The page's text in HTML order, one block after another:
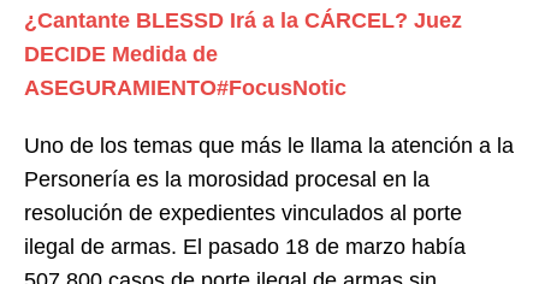
¿Cantante BLESSD Irá a la CÁRCEL? Juez
DECIDE Medida de
ASEGURAMIENTO#FocusNotic
Uno de los temas que más le llama la atención a la
Personería es la morosidad procesal en la
resolución de expedientes vinculados al porte
ilegal de armas. El pasado 18 de marzo había